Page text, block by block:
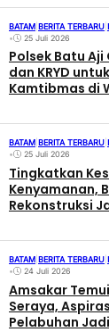
BATAM BERITA TERBARU
•
25 Juli 2026
Polsek Batu
dan KRYD
Kamtibmas di
BATAM BERITA TERBARU
•
25 Juli 2026
Tingkatkan
Kenyamanan,
Rekonstruksi
BATAM BERITA TERBARU
•
24 Juli 2026
Amsakar
Seraya,
Pelabuhan